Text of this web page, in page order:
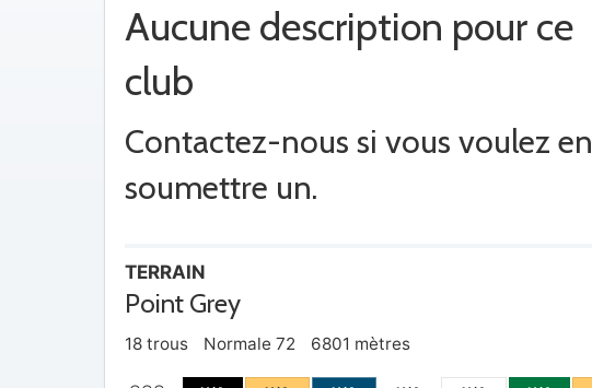
Aucune description pour ce
club
Contactez-nous si vous voulez en
soumettre un.
TERRAIN
Point Grey
18 trous Normale 72 6801 mètres